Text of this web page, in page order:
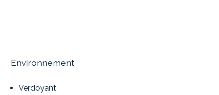
Environnement
Verdoyant